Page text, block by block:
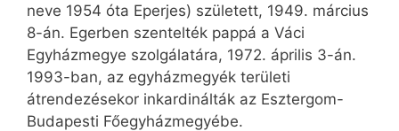
neve 1954 óta Eperjes) született, 1949. március
8-án. Egerben szentelték pappá a Váci
Egyházmegye szolgálatára, 1972. április 3-án.
1993-ban, az egyházmegyék területi
átrendezésekor inkardinálták az Esztergom-
Budapesti Főegyházmegyébe.